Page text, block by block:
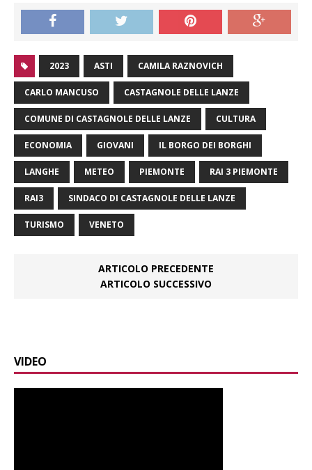
2023 ASTI CAMILA RAZNOVICH
CARLO MANCUSO CASTAGNOLE DELLE LANZE
COMUNE DI CASTAGNOLE DELLE LANZE CULTURA
ECONOMIA GIOVANI IL BORGO DEI BORGHI
LANGHE METEO PIEMONTE RAI 3 PIEMONTE
RAI3 SINDACO DI CASTAGNOLE DELLE LANZE
TURISMO VENETO
ARTICOLO PRECEDENTE
ARTICOLO SUCCESSIVO
VIDEO